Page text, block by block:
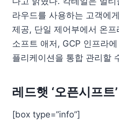
라우드를 사용하는 고객에
제공, 단일 제어부에서 온
소프트 애저, GCP 인프라
플리케이션을 통합 관리할
레드햇 ‘오픈시프트’
[box type=”info”]